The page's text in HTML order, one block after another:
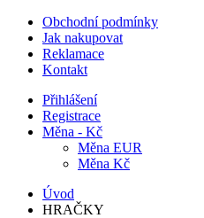
Obchodní podmínky
Jak nakupovat
Reklamace
Kontakt
Přihlášení
Registrace
Měna - Kč
Měna EUR
Měna Kč
Úvod
HRAČKY